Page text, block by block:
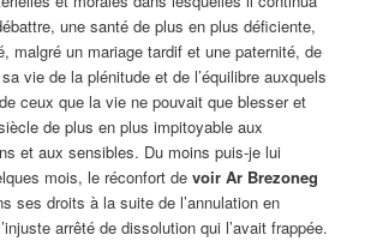
une santé de plus en plus déficiente,
malgré un mariage tardif et une paternité, de
vie de la plénitude et de l’équilibre auxquels
ceux que la vie ne pouvait que blesser et
de plus en plus impitoyable aux
et aux sensibles. Du moins puis-je lui
mois, le réconfort devoir Ar Brezoneg
ses droits à la suite de l’annulation en
arrêté de dissolution qui l’avait frappée.